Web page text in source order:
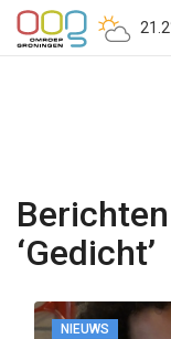
‘Gedicht’
NIEUWS